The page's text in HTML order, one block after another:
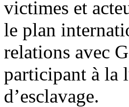
victimes et
le plan
relations avec
participant à la
d’esclavage.